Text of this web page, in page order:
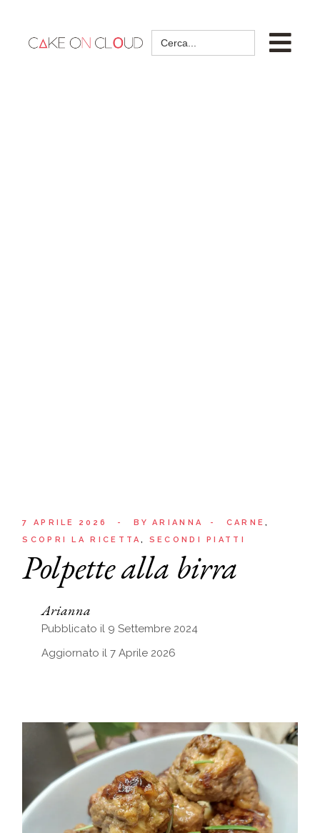
Search
for:
7 APRILE 2026 BY ARIANNA
CARNE
SCOPRI LA RICETTA
SECONDI PIATTI
Polpette alla birra
Arianna
Pubblicato il 9 Settembre 2024
Aggiornato il 7 Aprile 2026